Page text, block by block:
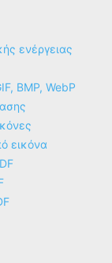
ενέργειας
BMP, WebP
εικόνα